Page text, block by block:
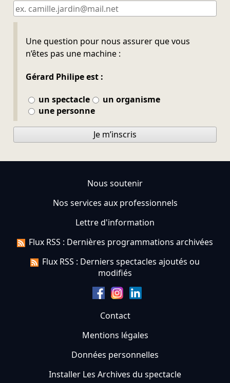
Une question pour nous assurer que vous
n’êtes pas une machine :
Gérard Philipe est :
un spectacle
un organisme
une personne
Ne pas remplir
Je m’inscris
Nous soutenir
Nos services aux professionnels
Lettre d'information
Flux RSS : Dernières programmations archivées
Flux RSS : Derniers spectacles ajoutés ou
modifiés
Contact
Mentions légales
Données personnelles
Installer Les Archives du spectacle